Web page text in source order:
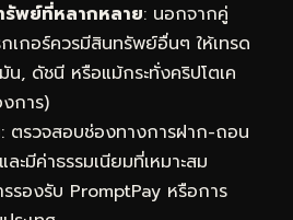
รัพย์ที่หลากหลาย: นอกจากคู่
เกอร์ควรมีสินทรัพย์อื่นๆ ให้เทรด
, ดัชนี หรือแม้กระทั่งคริปโตเค
การ)
: ตรวจสอบช่องทางการฝาก-ถอน
ะมีค่าธรรมเนียมที่เหมาะสม
รองรับ PromptPay หรือการ